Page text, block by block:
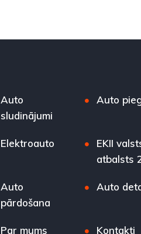
Auto
sludinājumi
Auto
Elektroauto
EKII
atbalsts
Auto
pārdošana
Auto
Par mums Kontakti